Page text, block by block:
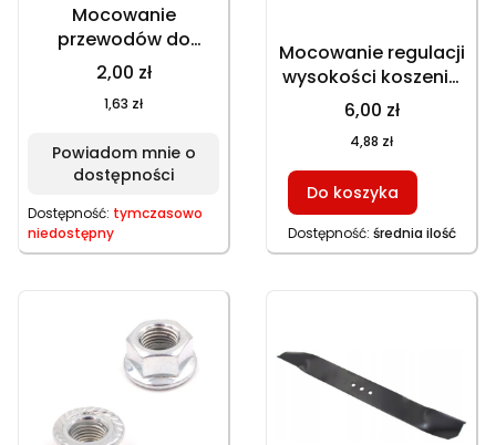
Mocowanie
przewodów do
kosiarki spalinowej
GT 153NEKS, HKS
246NE, HKS 253NE, GT
2,00 zł
1,63 zł
Powiadom mnie o
dostępności
Dostępność: tymczasowo
niedostępny
Mocowanie regulacji
wysokości koszenia
do kosiarki
spalinowej GT
150NKS, GT 153NBKS,
GT 153NEKS, HKS
753NB, HKS 753NBE,
HKS 246N, HKS 246N1,
HKS 246NE, HKS
6,00 zł
4,88 zł
Do koszyka
Dostępność: średnia ilość